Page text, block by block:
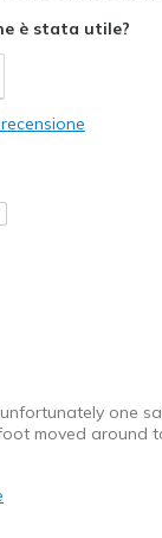
Shoes are for
è stata utile?
one
moved around